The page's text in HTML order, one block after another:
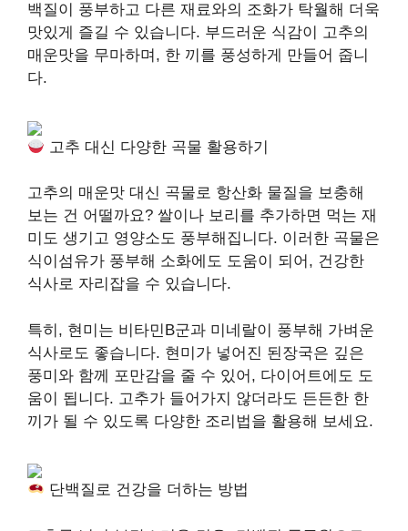
백질이 풍부하고 다른 재료와의 조화가 탁월해 더욱
맛있게 즐길 수 있습니다. 부드러운 식감이 고추의
매운맛을 무마하며, 한 끼를 풍성하게 만들어 줍니
다.
고추 대신 다양한 곡물 활용하기
고추의 매운맛 대신 곡물로 항산화 물질을 보충해
보는 건 어떨까요? 쌀이나 보리를 추가하면 먹는 재
미도 생기고 영양소도 풍부해집니다. 이러한 곡물은
식이섬유가 풍부해 소화에도 도움이 되어, 건강한
식사로 자리잡을 수 있습니다.
특히, 현미는 비타민B군과 미네랄이 풍부해 가벼운
식사로도 좋습니다. 현미가 넣어진 된장국은 깊은
풍미와 함께 포만감을 줄 수 있어, 다이어트에도 도
움이 됩니다. 고추가 들어가지 않더라도 든든한 한
끼가 될 수 있도록 다양한 조리법을 활용해 보세요.
단백질로 건강을 더하는 방법